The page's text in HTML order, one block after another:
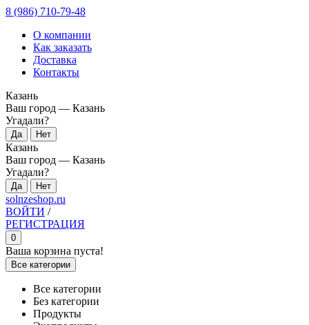
8 (986) 710-79-48
О компании
Как заказать
Доставка
Контакты
Казань
Ваш город — Казань
Угадали?
Казань
Ваш город — Казань
Угадали?
solnzeshop.ru
ВОЙТИ /
РЕГИСТРАЦИЯ
0
Ваша корзина пуста!
Все категории
Все категории
Без категории
Продукты